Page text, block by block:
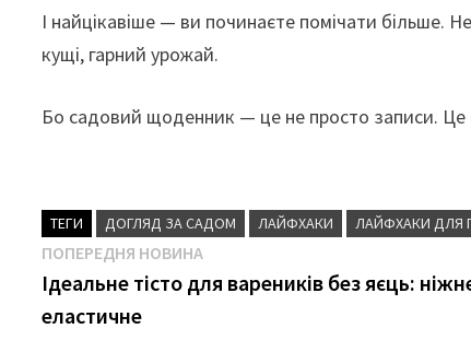
І найцікавіше — ви починаєте помічати більше.
кущі, гарний урожай.
Бо садовий щоденник — це не просто записи. Це
ТЕГИ ДОГЛЯД ЗА САДОМ ЛАЙФХАКИ ЛАЙФХАКИ ДЛЯ
Навігація
записів
ПОПЕРЕДНЯ НОВИНАПопередня
новина
Ідеальне тісто для вареників без яєць:
еластичне